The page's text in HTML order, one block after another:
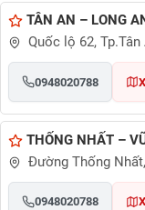
TÂN AN – LONG
Quốc lộ 62, Tp.Tân
0948020788
THỐNG NHẤT –
Đường Thống
0948020788